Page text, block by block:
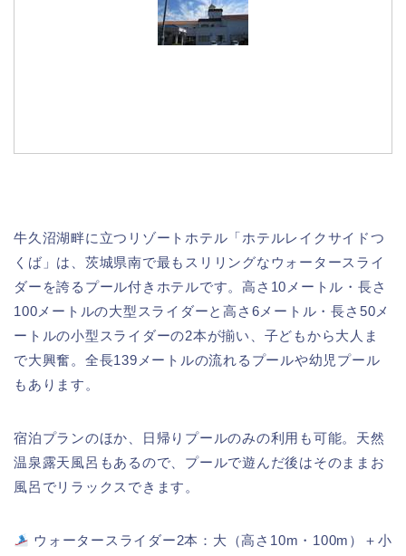
牛久沼湖畔に立つリゾートホテル「ホテルレイクサイドつ
くば」は、茨城県南で最もスリリングなウォータースライ
ダーを誇るプール付きホテルです。高さ10メートル・長さ
100メートルの大型スライダーと高さ6メートル・長さ50メ
ートルの小型スライダーの2本が揃い、子どもから大人ま
で大興奮。全長139メートルの流れるプールや幼児プール
もあります。
宿泊プランのほか、日帰りプールのみの利用も可能。天然
温泉露天風呂もあるので、プールで遊んだ後はそのままお
風呂でリラックスできます。
ウォータースライダー2本：大（高さ10m・100m）＋小